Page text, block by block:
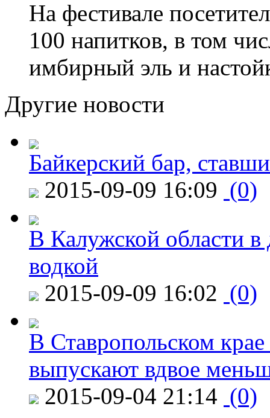
На фестивале
100 напитков, в том
имбирный эль и
Другие новости
Байкерский бар,
2015-09-09 16:09 (0)
В Калужской области в
водкой
2015-09-09 16:02 (0)
В Ставропольском
выпускают вдвое
2015-09-04 21:14 (0)